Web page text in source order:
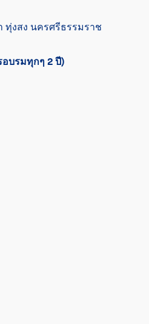
งสง นครศรีธรรมราช
บรมทุกๆ 2 ปี)